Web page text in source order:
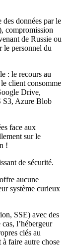
des données par le
compromission
de Russie ou
le personnel du
: le recours au
client consomme
Drive,
S3, Azure Blob
face aux
sur le
!
de sécurité.
aucune
système curieux
SSE) avec des
l’hébergeur
clés au
à faire autre chose